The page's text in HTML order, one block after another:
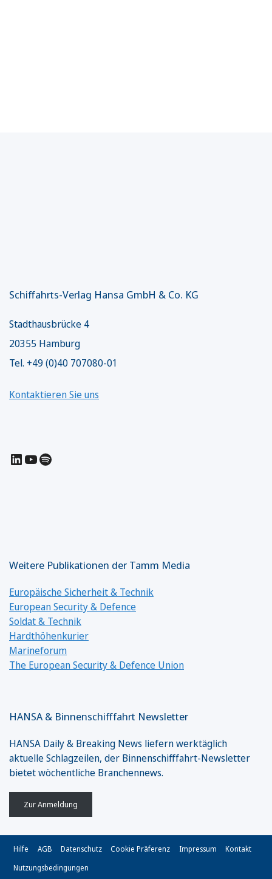
Schiffahrts-Verlag Hansa GmbH & Co. KG
Stadthausbrücke 4
20355 Hamburg
Tel. +49 (0)40 707080-01
Kontaktieren Sie uns
LinkedIn
YouTube
Spotify
Weitere Publikationen der Tamm Media
Europäische Sicherheit & Technik
European Security & Defence
Soldat & Technik
Hardthöhenkurier
Marineforum
The European Security & Defence Union
HANSA & Binnenschifffahrt Newsletter
HANSA Daily & Breaking News liefern werktäglich
aktuelle Schlagzeilen, der Binnenschifffahrt-Newsletter
bietet wöchentliche Branchennews.
Zur Anmeldung
Hilfe AGB Datenschutz Cookie Präferenz Impressum
Kontakt
Nutzungsbedingungen